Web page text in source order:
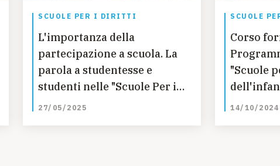
SCUOLE PER I DIRITTI
L'importanza della
partecipazione a scuola. La
parola a studentesse e
studenti nelle "Scuole Per i
Diritti"
27/05/2025
SCUOLE
Corso
"Scuole
14/10/2024